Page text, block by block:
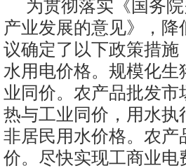
为贯彻落实《国务
产业发展的意见》，
议确定了以下政策措
水用电价格。规模化
业同价。农产品批发
热与工业同价，用水
非居民用水价格。农
价。尽快实现工商业